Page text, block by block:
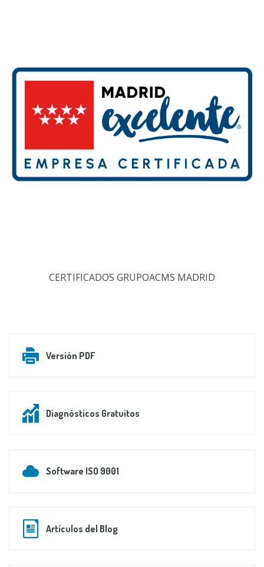
CERTIFICADOS GRUPOACMS MADRID
Versión PDF
Diagnósticos Gratuitos
Software ISO 9001
Artículos del Blog